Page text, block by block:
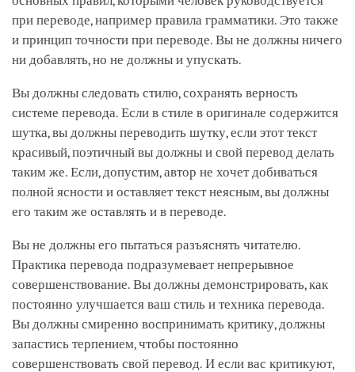
при переводе, например правила грамматики. Это также
и принцип точности при переводе. Вы не должны ничего
ни добавлять, но не должны и упускать.
Вы должны следовать стилю, сохранять верность
системе перевода. Если в стиле в оригинале содержится
шутка, вы должны переводить шутку, если этот текст
красивый, поэтичный вы должны и свой перевод делать
таким же. Если, допустим, автор не хочет добиваться
полной ясности и оставляет текст неясным, вы должны
его таким же оставлять и в переводе.
Вы не должны его пытаться разъяснять читателю.
Практика перевода подразумевает непрерывное
совершенствование. Вы должны демонстрировать, как
постоянно улучшается ваш стиль и техника перевода.
Вы должны смиренно воспринимать критику, должны
запастись терпением, чтобы постоянно
совершенствовать свой перевод. И если вас критикуют,